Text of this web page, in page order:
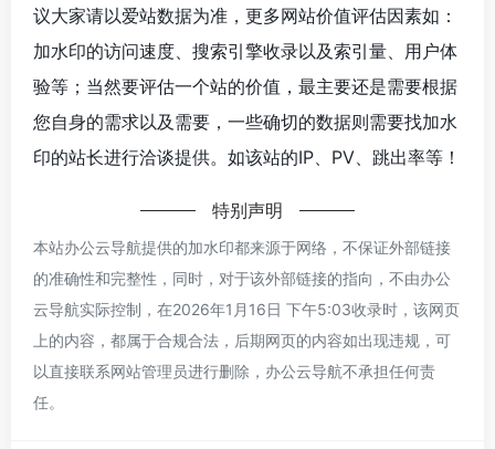
议大家请以爱站数据为准，更多网站价值评估因素如：
加水印的访问速度、搜索引擎收录以及索引量、用户体
验等；当然要评估一个站的价值，最主要还是需要根据
您自身的需求以及需要，一些确切的数据则需要找加水
印的站长进行洽谈提供。如该站的IP、PV、跳出率等！
特别声明
本站办公云导航提供的加水印都来源于网络，不保证外部链接
的准确性和完整性，同时，对于该外部链接的指向，不由办公
云导航实际控制，在2026年1月16日 下午5:03收录时，该网页
上的内容，都属于合规合法，后期网页的内容如出现违规，可
以直接联系网站管理员进行删除，办公云导航不承担任何责
任。